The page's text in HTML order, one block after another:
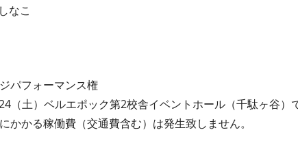
なこ
パフォーマンス権
土）ベルエポック第2校舎イベントホール（千駄ヶ谷）
かる稼働費（交通費含む）は発生致しません。